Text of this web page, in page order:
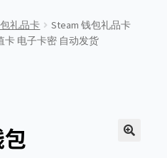
礼品卡
Steam 钱包礼品卡
卡 电子卡密 自动发货